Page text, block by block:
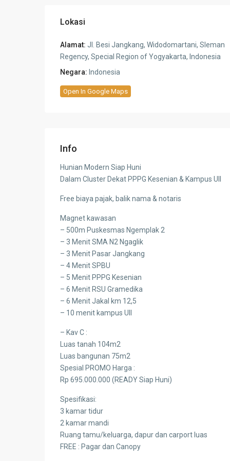
Lokasi
Alamat: Jl. Besi Jangkang, Widodomartani, Sleman
Regency, Special Region of Yogyakarta, Indonesia
Negara: Indonesia
Open In Google Maps
Info
Hunian Modern Siap Huni
Dalam Cluster Dekat PPPG Kesenian & Kampus UII
Free biaya pajak, balik nama & notaris
Magnet kawasan
– 500m Puskesmas Ngemplak 2
– 3 Menit SMA N2 Ngaglik
– 3 Menit Pasar Jangkang
– 4 Menit SPBU
– 5 Menit PPPG Kesenian
– 6 Menit RSU Gramedika
– 6 Menit Jakal km 12,5
– 10 menit kampus UII
– Kav C :
Luas tanah 104m2
Luas bangunan 75m2
Spesial PROMO Harga :
Rp 695.000.000 (READY Siap Huni)
Spesifikasi:
3 kamar tidur
2 kamar mandi
Ruang tamu/keluarga, dapur dan carport luas
FREE : Pagar dan Canopy